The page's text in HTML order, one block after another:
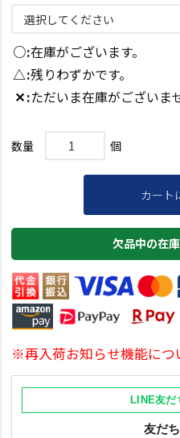
○ 在庫がございます。
△ 残りわずかです。
✕ ただいま在庫がございま
カート
欠品中の在
※再入荷お知らせ機能につ
LINE友だ
友だ